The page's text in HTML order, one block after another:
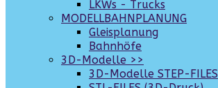
LKWs - Trucks
MODELLBAHNPLANUNG
Gleisplanung
Bahnhöfe
3D-Modelle >>
3D-Modelle STEP-FILES